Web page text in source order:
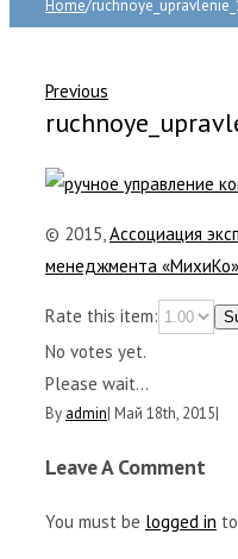
Home/
Previous
© 2015,Ассоциация
менеджмента «МихиКо»
Rate this item:
No votes yet.
Please wait...
By admin| Май 18th, 2015|
Leave A Comment
You must be logged in